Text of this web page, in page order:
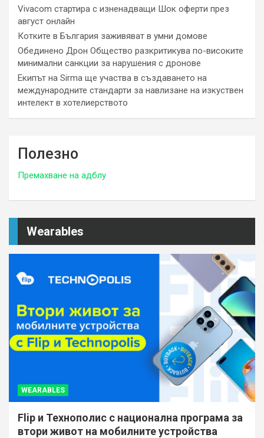
Vivacom стартира с изненадващи Шок оферти през
август онлайн
Котките в България заживяват в умни домове
Обединено Дрон Общество разкритикува по-високите
минимални санкции за нарушения с дронове
Екипът на Sirma ще участва в създаването на
международните стандарти за навлизане на изкуствен
интелект в хотелиерството
Полезно
Премахване на адблу
Wearables
WEARABLES
Flip и Технополис с национална програма за
втори живот на мобилните устройства